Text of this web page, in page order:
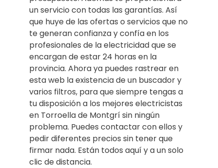
un servicio con todas las garantías. Así
que huye de las ofertas o servicios que no
te generan confianza y confía en los
profesionales de la electricidad que se
encargan de estar 24 horas en la
provincia. Ahora ya puedes rastrear en
esta web la existencia de un buscador y
varios filtros, para que siempre tengas a
tu disposición a los mejores electricistas
en Torroella de Montgrí sin ningún
problema. Puedes contactar con ellos y
pedir diferentes precios sin tener que
firmar nada. Están todos aquí y a un solo
clic de distancia.